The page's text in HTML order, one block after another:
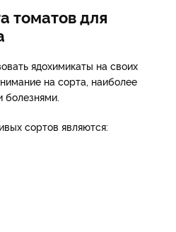
томатов для
ядохимикаты на своих
на сорта, наиболее
болезнями.
сортов являются: